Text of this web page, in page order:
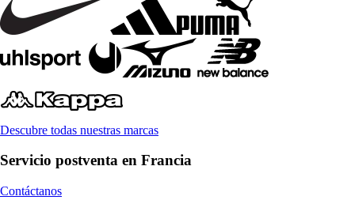
Descubre todas nuestras marcas
Servicio postventa en Francia
Contáctanos